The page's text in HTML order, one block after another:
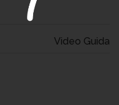
Video Guida